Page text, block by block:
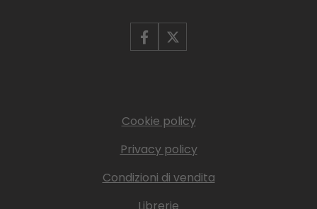
Cookie policy
Privacy policy
Condizioni di vendita